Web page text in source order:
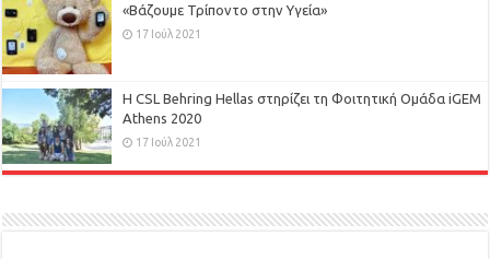
«Βάζουμε Τρίποντο στην Υγεία»
17 Ιούλ 2021
H CSL Behring Hellas στηρίζει τη Φοιτητική Ομάδα iGEM
Athens 2020
17 Ιούλ 2021